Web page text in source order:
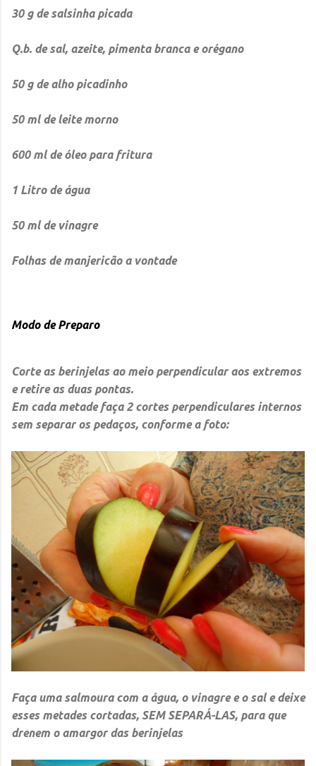
30 g de salsinha picada
Q.b. de sal, azeite, pimenta branca e orégano
50 g de alho picadinho
50 ml de leite morno
600 ml de óleo para fritura
1 Litro de água
50 ml de vinagre
Folhas de manjericão a vontade
Modo de Preparo
Corte as berinjelas ao meio perpendicular aos extremos
e retire as duas pontas.
Em cada metade faça 2 cortes perpendiculares internos
sem separar os pedaços, conforme a foto:
Faça uma salmoura com a água, o vinagre e o sal e deixe
esses metades cortadas, SEM SEPARÁ-LAS, para que
drenem o amargor das berinjelas